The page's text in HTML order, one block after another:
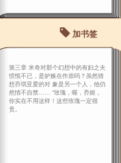
加书签
第三章 米奇对那个幻想中的有妇之夫
愤恨不已，是妒嫉在作祟吗？虽然猜
想乔琪亚爱的对 象是另一个人，他仍
然情不自禁…… “玫瑰，喔，乔姬，
你实在不用这样！这些玫瑰一定很
贵。